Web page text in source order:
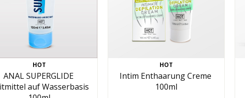
HOT
ANAL SUPERGLIDE
auf Wasserbasis
HOT
Intim Enthaarung Creme
100ml